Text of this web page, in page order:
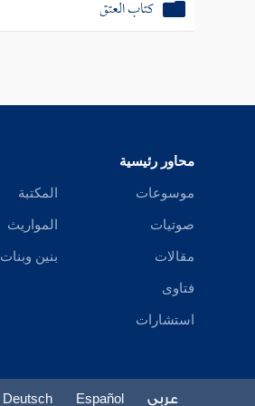
كتاب العتق
محاور رئيسية
موسوعات
صوتيات
مقالات
فتاوى
استشارات
المكتبة
المواريث
بنين وبنات
عربي Español
Deutsch